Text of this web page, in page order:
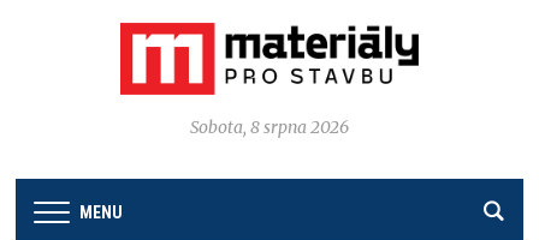
Sobota, 8 srpna 2026
MENU